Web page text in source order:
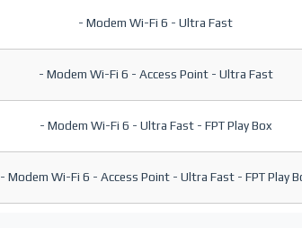
- Modem Wi-Fi 6 - Ultra Fast
- Modem Wi-Fi 6 - Access Point - Ultra Fast
- Modem Wi-Fi 6 - Ultra Fast - FPT Play Box
- Modem Wi-Fi 6 - Access Point - Ultra Fast - FPT Play